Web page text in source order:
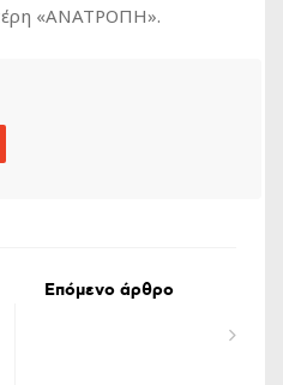
«ΑΝΑΤΡΟΠΗ».
Επόμενο άρθρο